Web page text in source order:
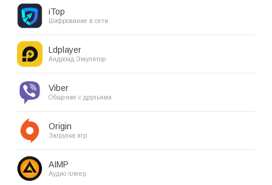
iTop
Шифрование в сети
Ldplayer
Андроид Эмулятор
Viber
Общение с друзьями
Origin
Загрузка игр
AIMP
Аудио плеер